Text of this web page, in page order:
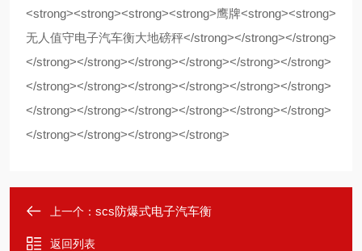
上一个： scs防爆式电子汽车衡
返回列表